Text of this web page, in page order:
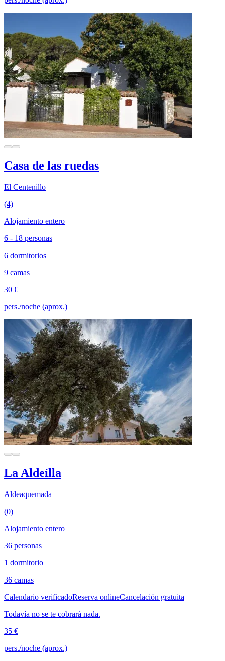
Casa de las ruedas
El Centenillo
(4)
Alojamiento entero
6 - 18 personas
6 dormitorios
9 camas
30 €
pers./noche (aprox.)
La Aldeílla
Aldeaquemada
(0)
Alojamiento entero
36 personas
1 dormitorio
36 camas
Calendario verificadoReserva onlineCancelación gratuita
Todavía no se te cobrará nada.
35 €
pers./noche (aprox.)